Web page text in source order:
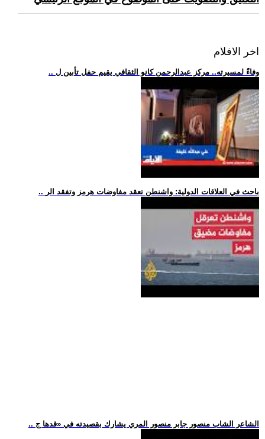
اخر الافلام
.. وفاءً لمسيرته.. مركز عبدالرحمن كانو الثقافي يقيم حفل تأبين ل
.. باحث في العلاقات الدولية: واشنطن تعقد مفاوضات هرمز وتفقد الر
.. الشاعر الشاب منصور جابر منصور المري يشارك بقصيدته في «قدها ج